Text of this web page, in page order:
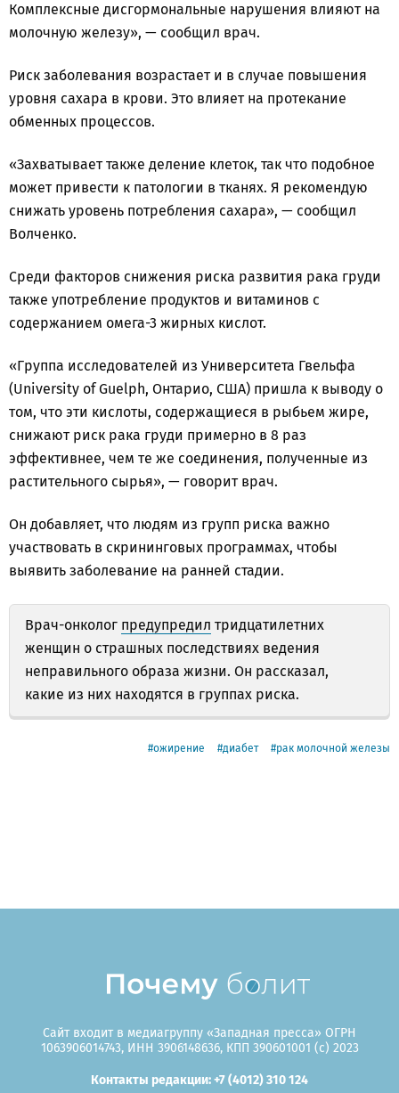
Комплексные дисгормональные нарушения влияют на
молочную железу», — сообщил врач.
Риск заболевания возрастает и в случае повышения
уровня сахара в крови. Это влияет на протекание
обменных процессов.
«Захватывает также деление клеток, так что подобное
может привести к патологии в тканях. Я рекомендую
снижать уровень потребления сахара», — сообщил
Волченко.
Среди факторов снижения риска развития рака груди
также употребление продуктов и витаминов с
содержанием омега-3 жирных кислот.
«Группа исследователей из Университета Гвельфа
(University of Guelph, Онтарио, США) пришла к выводу о
том, что эти кислоты, содержащиеся в рыбьем жире,
снижают риск рака груди примерно в 8 раз
эффективнее, чем те же соединения, полученные из
растительного сырья», — говорит врач.
Он добавляет, что людям из групп риска важно
участвовать в скрининговых программах, чтобы
выявить заболевание на ранней стадии.
Врач-онколог предупредил тридцатилетних
женщин о страшных последствиях ведения
неправильного образа жизни. Он рассказал,
какие из них находятся в группах риска.
ожирение диабет рак молочной железы
Сайт входит в медиагруппу «Западная пресса» ОГРН
1063906014743, ИНН 3906148636, КПП 390601001 (c) 2023
Контакты редакции: +7 (4012) 310 124